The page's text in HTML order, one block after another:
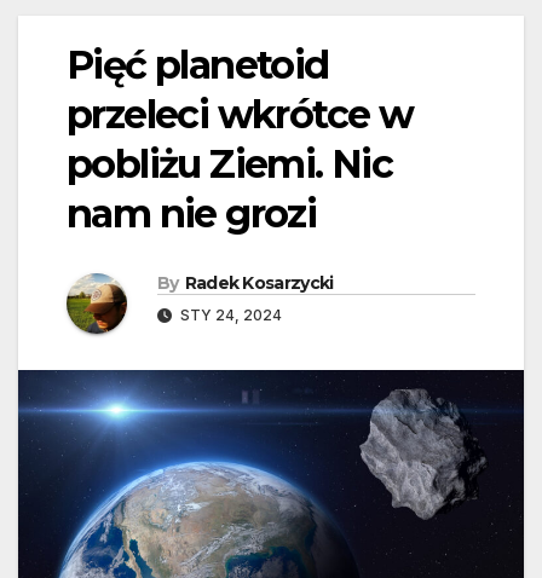
Pięć planetoid
przeleci wkrótce w
pobliżu Ziemi. Nic
nam nie grozi
By Radek Kosarzycki
STY 24, 2024